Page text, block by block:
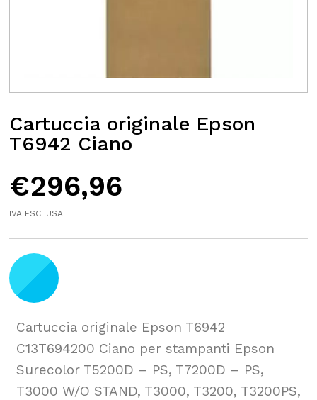
Cartuccia originale Epson
T6942 Ciano
€296,96
IVA ESCLUSA
Cartuccia originale Epson T6942
C13T694200 Ciano per stampanti Epson
Surecolor T5200D – PS, T7200D – PS,
T3000 W/O STAND, T3000, T3200, T3200PS,